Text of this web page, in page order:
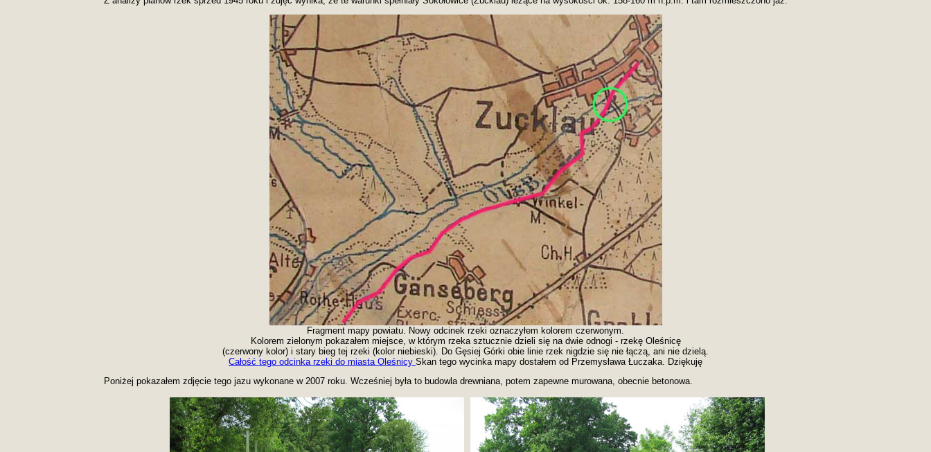
Fragment mapy powiatu. Nowy odcinek rzeki oznaczyłem kolorem czerwonym.
Kolorem zielonym pokazałem miejsce, w którym rzeka sztucznie dzieli się na dwie odnogi - rzekę Oleśnicę
(czerwony kolor) i stary bieg tej rzeki (kolor niebieski). Do Gęsiej Górki obie linie rzek nigdzie się nie łączą, ani nie dzielą.
Całość tego odcinka rzeki do miasta Oleśnicy Skan tego wycinka mapy dostałem od Przemysława Łuczaka. Dziękuję
Poniżej pokazałem zdjęcie tego jazu wykonane w 2007 roku. Wcześniej była to budowla drewniana, potem zapewne murowana, obecnie betonowa.